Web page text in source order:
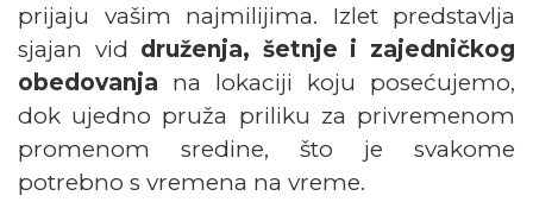
prijaju vašim najmilijima. Izlet predstavlja
sjajan vid druženja, šetnje i zajedničkog
obedovanja na lokaciji koju posećujemo,
dok ujedno pruža priliku za privremenom
promenom sredine, što je svakome
potrebno s vremena na vreme.